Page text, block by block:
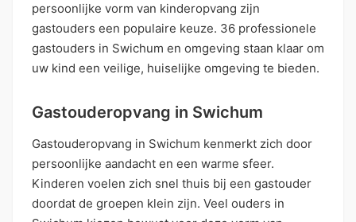
persoonlijke vorm van kinderopvang zijn
gastouders een populaire keuze. 36 professionele
gastouders in Swichum en omgeving staan klaar om
uw kind een veilige, huiselijke omgeving te bieden.
Gastouderopvang in Swichum
Gastouderopvang in Swichum kenmerkt zich door
persoonlijke aandacht en een warme sfeer.
Kinderen voelen zich snel thuis bij een gastouder
doordat de groepen klein zijn. Veel ouders in